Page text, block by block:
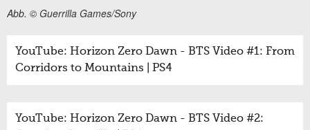
Abb. © Guerrilla Games/Sony
YouTube: Horizon Zero Dawn - BTS Video #1: From
Corridors to Mountains | PS4
YouTube: Horizon Zero Dawn - BTS Video #2: